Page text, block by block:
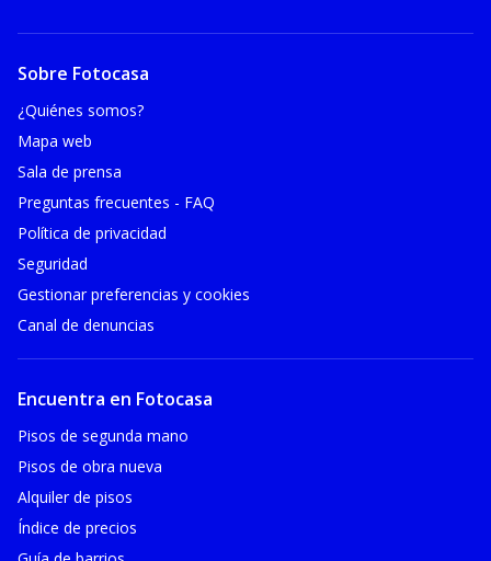
Sobre Fotocasa
¿Quiénes somos?
Mapa web
Sala de prensa
Preguntas frecuentes - FAQ
Política de privacidad
Seguridad
Gestionar preferencias y cookies
Canal de denuncias
Encuentra en Fotocasa
Pisos de segunda mano
Pisos de obra nueva
Alquiler de pisos
Índice de precios